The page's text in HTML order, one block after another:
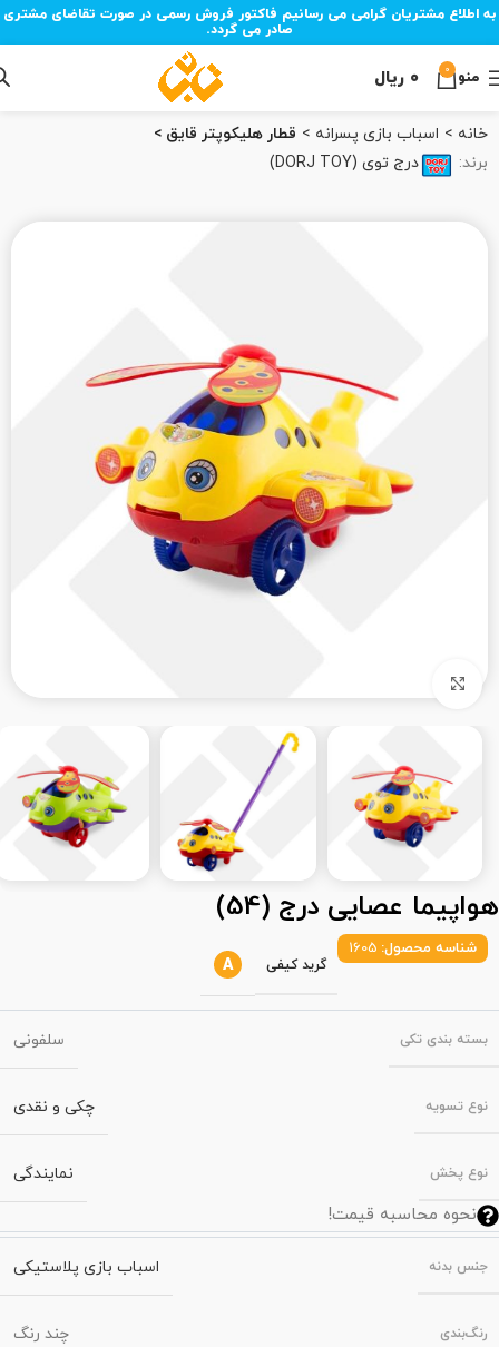
به اطلاع مشتریان گرامی می رسانیم فاکتور فروش رسمی در صورت تقاضای مشتری
صادر می گردد.
منو 0 ۰ ریال
خانه اسباب بازی پسرانه
قطار هلیکوپتر قایق
برند:
درج توی (DORJ TOY)
هواپیما عصایی درج (54)
شناسه محصول: 1605
گرید کیفی A
بسته‌ بندی تکی سلفونی
نوع تسویه چکی و نقدی
نوع پخش نمایندگی
نحوه محاسبه قیمت!
جنس بدنه اسباب بازی پلاستیکی
رنگ‌بندی چند رنگ